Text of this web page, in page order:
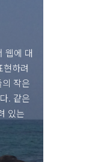
웹에 대
현하려
작은
. 같은
있는